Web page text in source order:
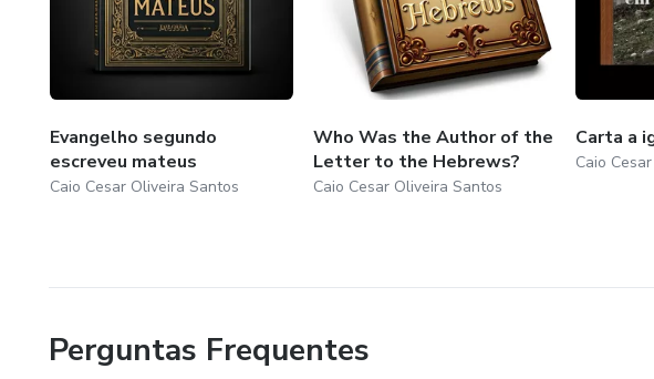
Evangelho segundo
escreveu mateus
Caio Cesar Oliveira Santos
Who Was the Author of the
Letter to the Hebrews?
Caio Cesar Oliveira Santos
Carta a
Caio
Perguntas Frequentes